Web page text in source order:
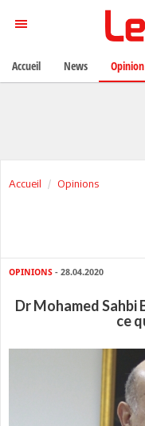
Accueil Opinions
OPINIONS - 28.04.2020
Dr Mohamed Sahbi
ce
Accueil News Opinion